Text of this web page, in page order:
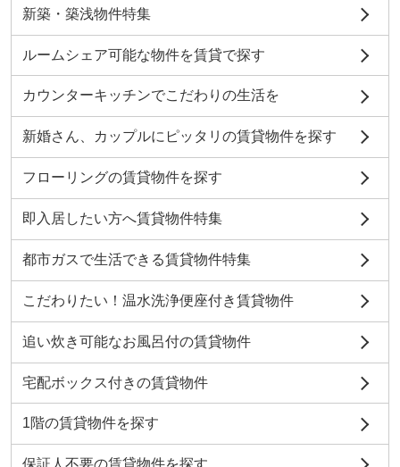
新築・築浅物件特集
ルームシェア可能な物件を賃貸で探す
カウンターキッチンでこだわりの生活を
新婚さん、カップルにピッタリの賃貸物件を探す
フローリングの賃貸物件を探す
即入居したい方へ賃貸物件特集
都市ガスで生活できる賃貸物件特集
こだわりたい！温水洗浄便座付き賃貸物件
追い炊き可能なお風呂付の賃貸物件
宅配ボックス付きの賃貸物件
1階の賃貸物件を探す